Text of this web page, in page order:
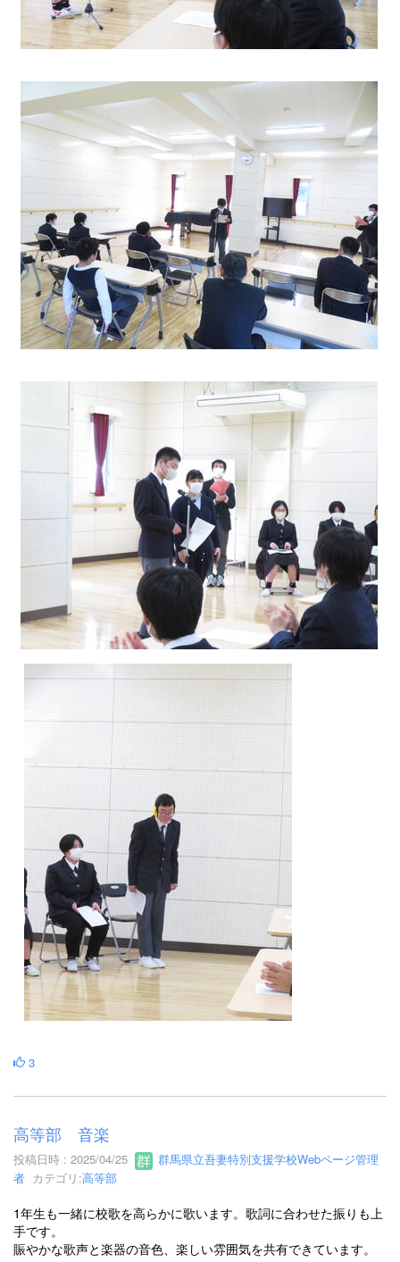
3
高等部 音楽
投稿日時 : 2025/04/25
群馬県立吾妻特別支援学校Webページ管理
者 カテゴリ:高等部
1年生も一緒に校歌を高らかに歌います。歌詞に合わせた振りも上
手です。
賑やかな歌声と楽器の音色、楽しい雰囲気を共有できています。